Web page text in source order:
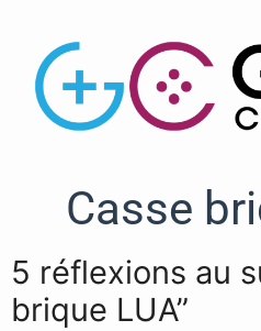
Casse
5 réflexions au
brique LUA”